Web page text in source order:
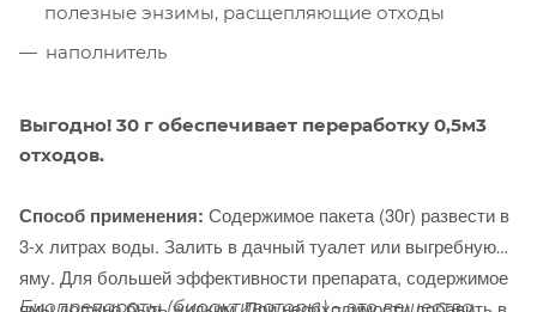
полезные энзимы, расщепляющие отходы
наполнитель
Выгодно! 30 г обеспечивает переработку 0,5м3
отходов.
Способ применения: Содержимое пакета (30г) развести в
3-х литрах воды. Залить в дачный туалет или выгребную
яму. Для большей эффективности препарата, содержимое
Биопрепараты (биоактиваторы) – это вещества,